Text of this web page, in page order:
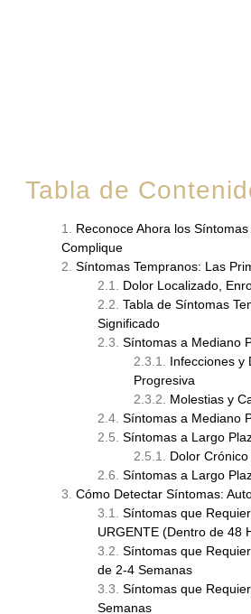
Tabla de
Reconoce Ahora los
Complique
Síntomas Tempranos: Las
Dolor Localizado,
Tabla de Síntomas
Significado
Síntomas a Mediano
Infecciones y
Progresiva
Molestias y
Síntomas a Mediano
Síntomas a Largo
Dolor
Síntomas a Largo
Cómo Detectar Síntomas:
Síntomas que
URGENTE (Dentro de 48
Síntomas que
de 2-4 Semanas
Síntomas que
Semanas